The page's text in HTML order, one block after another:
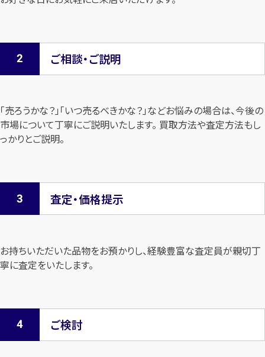
ご相談・ご説明
「売ろうかな？」「いつ売るべきかな？」などお悩みの場合は、今後の
市場について丁寧にご説明いたします。 買取方法や査定方法もし
っかりとご説明。
査定・価格提示
お持ちいただいた品物をお預かりし、経験豊富な査定員が親切丁
寧に査定をいたします。
ご検討